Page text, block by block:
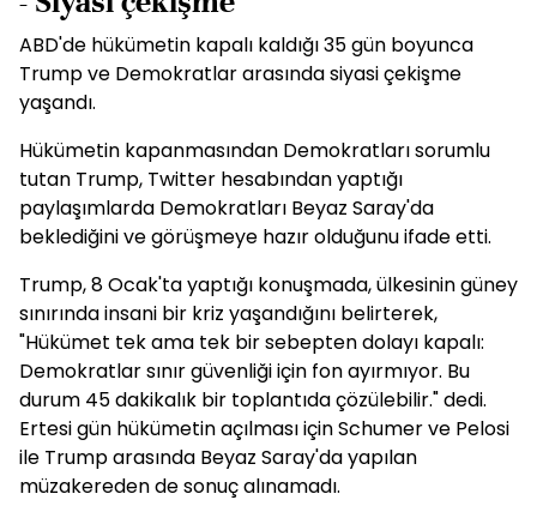
ABD'de hükümetin kapalı kaldığı 35 gün boyunca
Trump ve Demokratlar arasında siyasi çekişme
yaşandı.
Hükümetin kapanmasından Demokratları sorumlu
tutan Trump, Twitter hesabından yaptığı
paylaşımlarda Demokratları Beyaz Saray'da
beklediğini ve görüşmeye hazır olduğunu ifade etti.
Trump, 8 Ocak'ta yaptığı konuşmada, ülkesinin güney
sınırında insani bir kriz yaşandığını belirterek,
"Hükümet tek ama tek bir sebepten dolayı kapalı:
Demokratlar sınır güvenliği için fon ayırmıyor. Bu
durum 45 dakikalık bir toplantıda çözülebilir." dedi.
Ertesi gün hükümetin açılması için Schumer ve Pelosi
ile Trump arasında Beyaz Saray'da yapılan
müzakereden de sonuç alınamadı.